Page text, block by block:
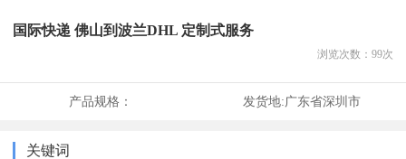
国际快递 佛山到波兰DHL 定制式服务
浏览次数： 99次
产品规格： 发货地:广东省深圳市
关键词